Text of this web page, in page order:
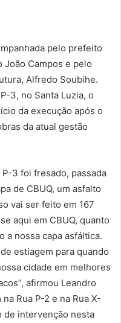
pelo prefeito
Campos e pelo
Alfredo Soubihe.
3, no Santa Luzia, o
da execução após o
da atual gestão
P-3 foi fresado, passada
de CBUQ, um asfalto
vai ser feito em 167
aqui em CBUQ, quanto
a nossa capa asfáltica.
estiagem para quando
cidade em melhores
afirmou Leandro
Rua P-2 e na Rua X-
de intervenção nesta